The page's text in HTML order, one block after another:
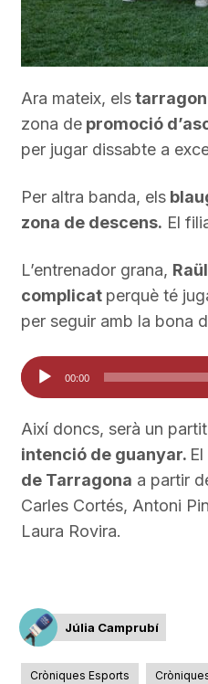
r
a
g
a
Ara mateix, els
zona depromoció
per jugar dissabte a
Per altra banda, els
zona de descens. El
L’entrenador grana,
complicat perquè té
per seguir amb la bona
Reproductor
d'àudio
00:00
Així doncs, serà un
intenció de guanyar.
de Tarragona a partir
Carles Cortés, Antoni
Laura Rovira.
Júlia Camprubí
Cròniques Esports